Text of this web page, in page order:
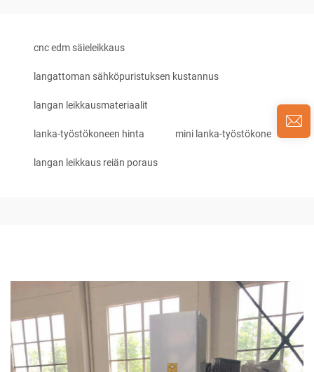
cnc edm säieleikkaus
langattoman sähköpuristuksen kustannus
langan leikkausmateriaalit
lanka-työstökoneen hinta mini lanka-työstökone
langan leikkaus reiän poraus